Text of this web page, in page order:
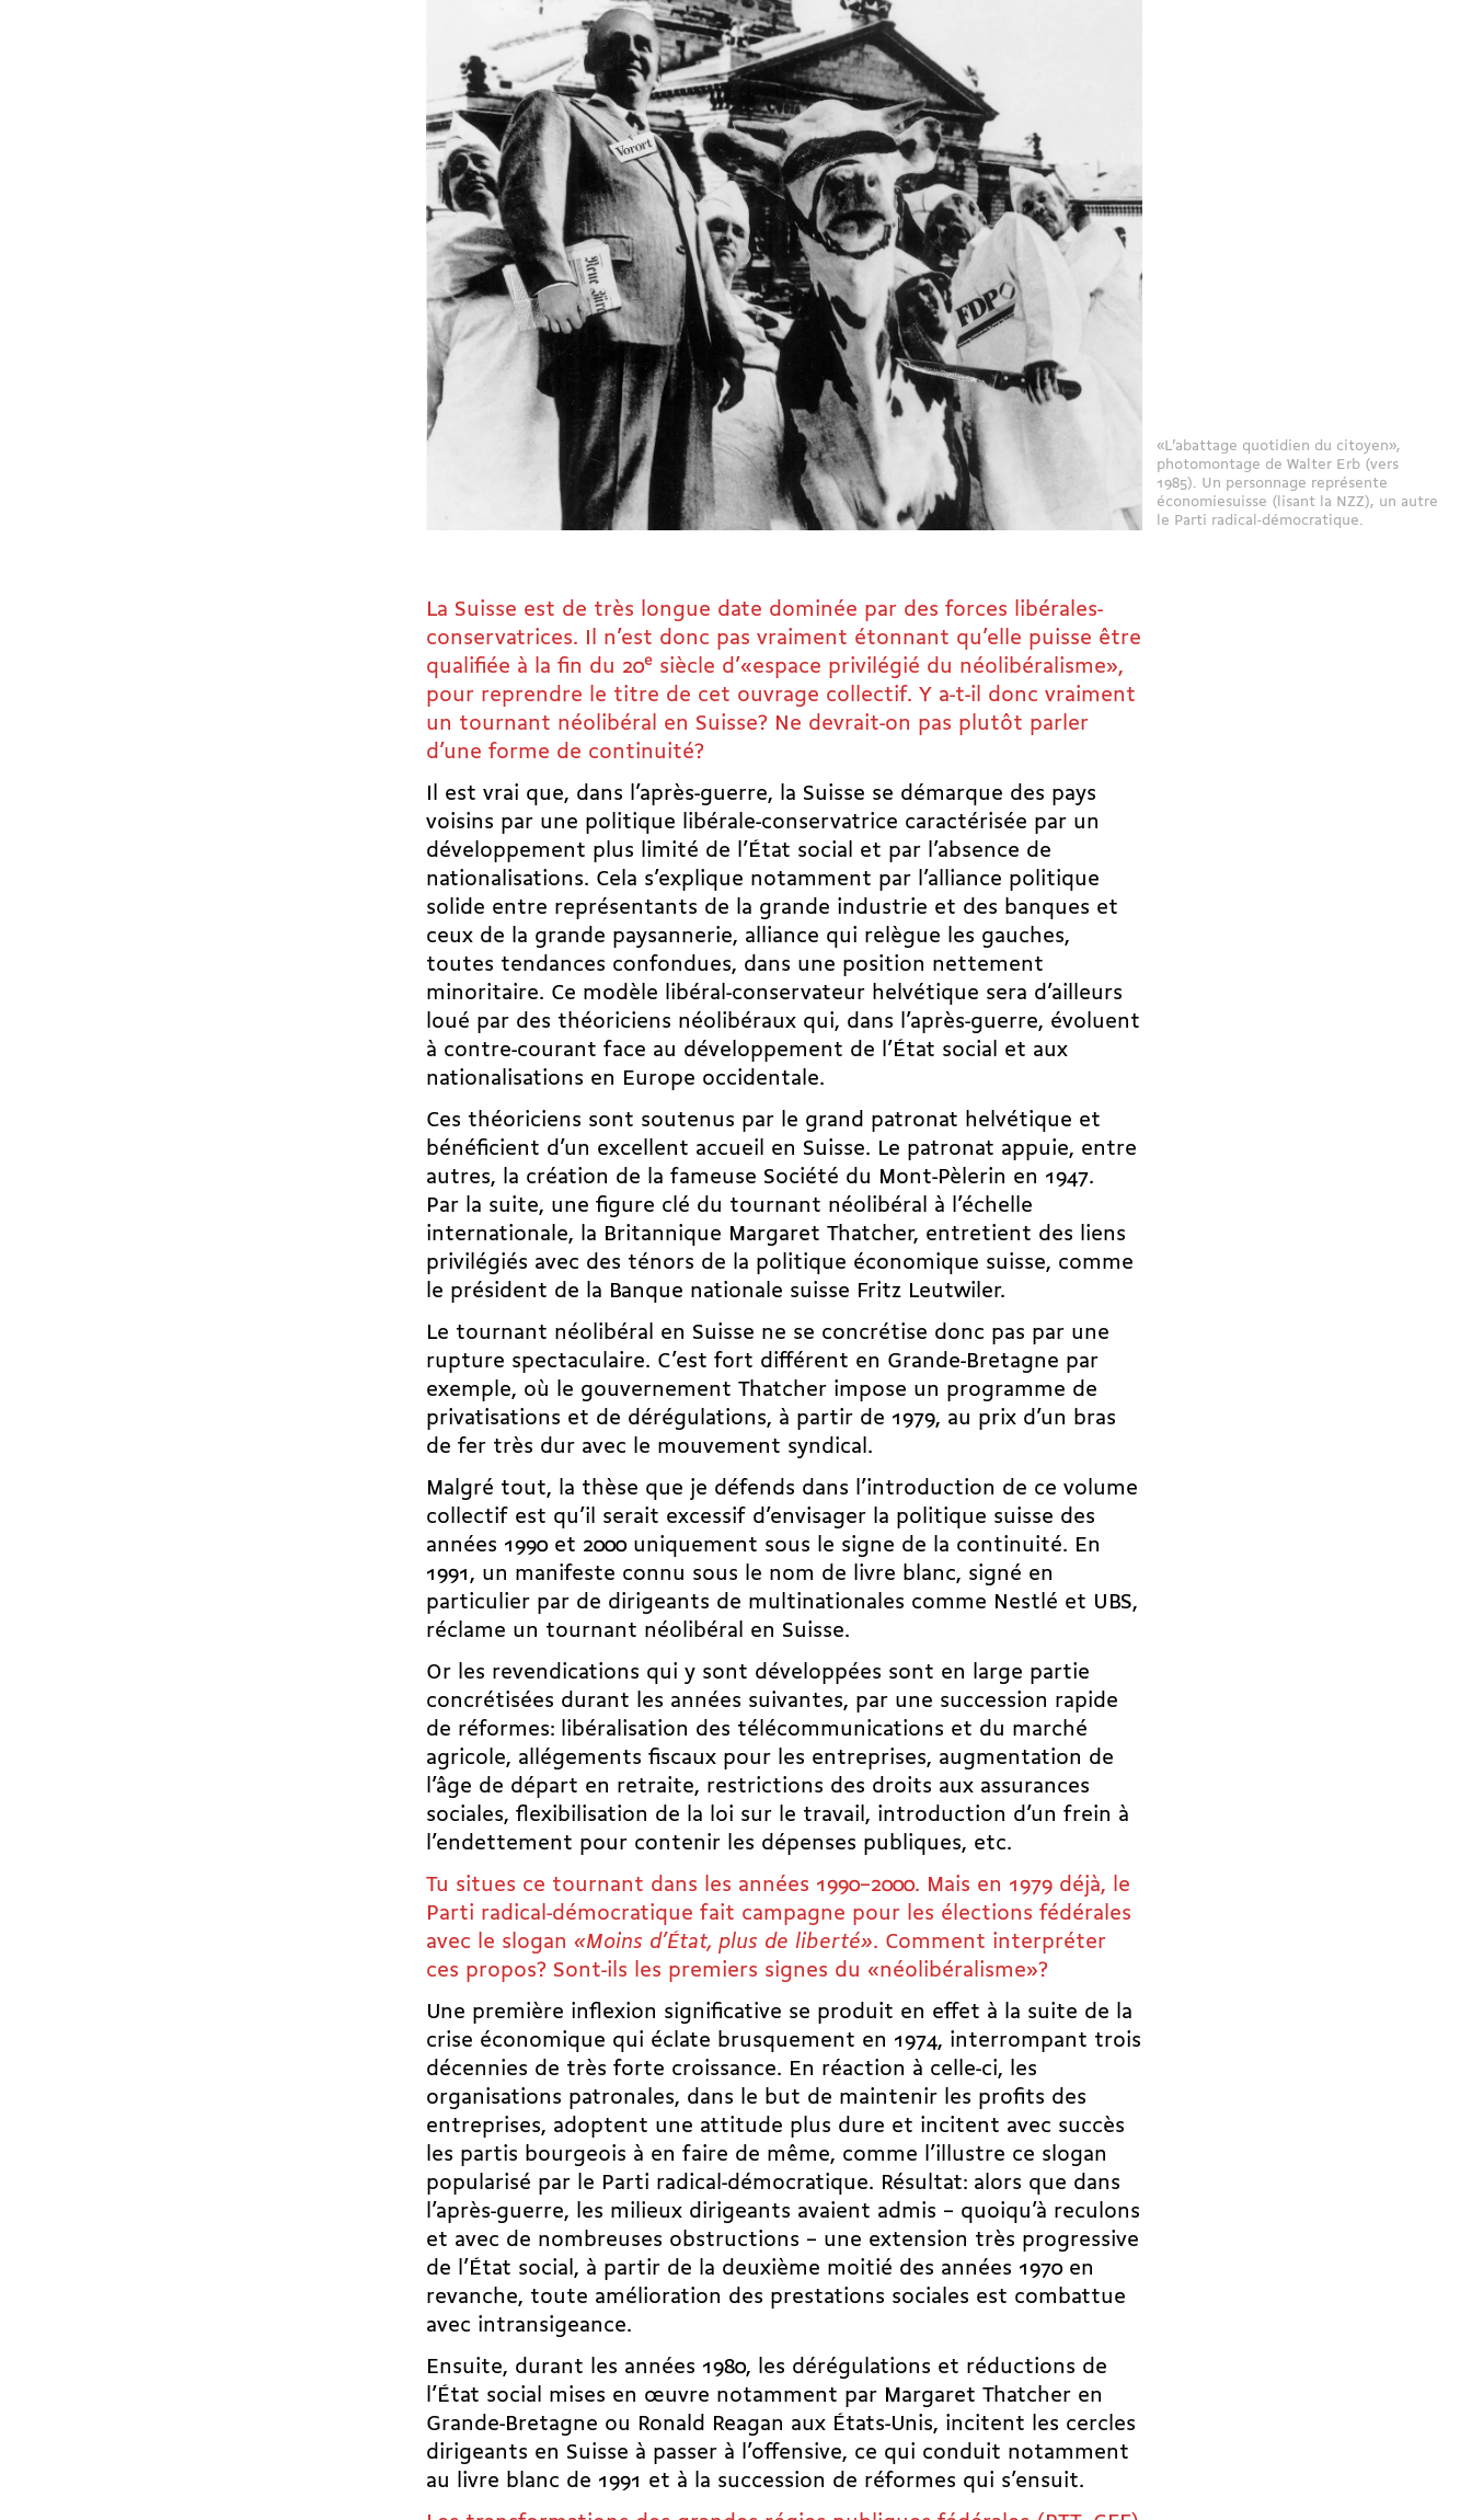
«L’abattage quotidien du citoyen»,
photomontage de Walter Erb (vers
1985). Un personnage représente
économiesuisse (lisant la NZZ), un autre
le Parti radical-­démocratique.
La Suisse est de très longue date dominée par des forces libérales-
conservatrices. Il n’est donc pas vraiment étonnant qu’elle puisse être
qualifiée à la fin du 20esiècle d’«espace privilégié du néolibéralisme»,
pour reprendre le titre de cet ouvrage collectif. Y a-t-il donc vraiment
un tournant néolibéral en Suisse? Ne devrait-on pas plutôt parler
d’une forme de continuité?
Il est vrai que, dans l’après-guerre, la Suisse se démarque des pays
voisins par une politique libérale-­conservatrice caractérisée par un
développement plus limité de l’État social et par l’absence de
nationalisations. Cela s’explique notamment par l’alliance politique
solide entre représentants de la grande industrie et des banques et
ceux de la grande paysannerie, alliance qui relègue les gauches,
toutes tendances confondues, dans une position nettement
minoritaire. Ce modèle libéral-conservateur helvétique sera d’ailleurs
loué par des théoriciens néolibéraux qui, dans l’après-guerre, évoluent
à contre-courant face au développement de l’État social et aux
nationalisations en Europe occidentale.
Ces théoriciens sont soutenus par le grand patronat helvétique et
bénéficient d’un excellent accueil en Suisse. Le patronat appuie, entre
autres, la création de la fameuse Société du Mont-Pèlerin en 1947.
Par la suite, une figure clé du tournant néolibéral à l’échelle
internationale, la Britannique Margaret Thatcher, entretient des liens
privilégiés avec des ténors de la politique économique suisse, comme
le président de la Banque nationale suisse Fritz Leutwiler.
Le tournant néolibéral en Suisse ne se concrétise donc pas par une
rupture spectaculaire. C’est fort différent en Grande-Bretagne par
exemple, où le gouvernement Thatcher impose un programme de
privatisations et de dérégulations, à partir de 1979, au prix d’un bras
de fer très dur avec le mouvement syndical.
Malgré tout, la thèse que je défends dans l’introduction de ce volume
collectif est qu’il serait excessif d’envisager la politique suisse des
années 1990 et 2000 uniquement sous le signe de la continuité. En
1991, un manifeste connu sous le nom de livre blanc, signé en
particulier par de dirigeants de multinationales comme Nestlé et UBS,
réclame un tournant néolibéral en Suisse.
Or les revendications qui y sont développées sont en large partie
concrétisées durant les années suivantes, par une succession rapide
de réformes: libéralisation des télécommunications et du marché
agricole, allégements fiscaux pour les entreprises, augmentation de
l’âge de départ en retraite, restrictions des droits aux assurances
sociales, flexibilisation de la loi sur le travail, introduction d’un frein à
l’endettement pour contenir les dépenses publiques, etc.
Tu situes ce tournant dans les années 1990–2000. Mais en 1979 déjà, le
Parti radical-démocratique fait campagne pour les élections fédérales
avec le slogan «Moins d’État, plus de liberté». Comment interpréter
ces propos? Sont-ils les premiers signes du «néolibéralisme»?
Une première inflexion significative se produit en effet à la suite de la
crise économique qui éclate brusquement en 1974, interrompant trois
décennies de très forte croissance. En réaction à celle-ci, les
organisations patronales, dans le but de maintenir les profits des
entreprises, adoptent une attitude plus dure et incitent avec succès
les partis bourgeois à en faire de même, comme l’illustre ce slogan
popularisé par le Parti radical-­démocratique. Résultat: alors que dans
l’après-guerre, les milieux dirigeants avaient admis – quoiqu’à reculons
et avec de nombreuses obstructions – une extension très progressive
de l’État social, à partir de la deuxième moitié des années 1970 en
revanche, toute amélioration des prestations sociales est combattue
avec intransigeance.
Ensuite, durant les années 1980, les dérégulations et réductions de
l’État social mises en œuvre notamment par Margaret Thatcher en
Grande-­Bretagne ou Ronald Reagan aux États-­Unis, incitent les cercles
dirigeants en Suisse à passer à l’offensive, ce qui conduit notamment
au livre blanc de 1991 et à la succession de réformes qui s’ensuit.